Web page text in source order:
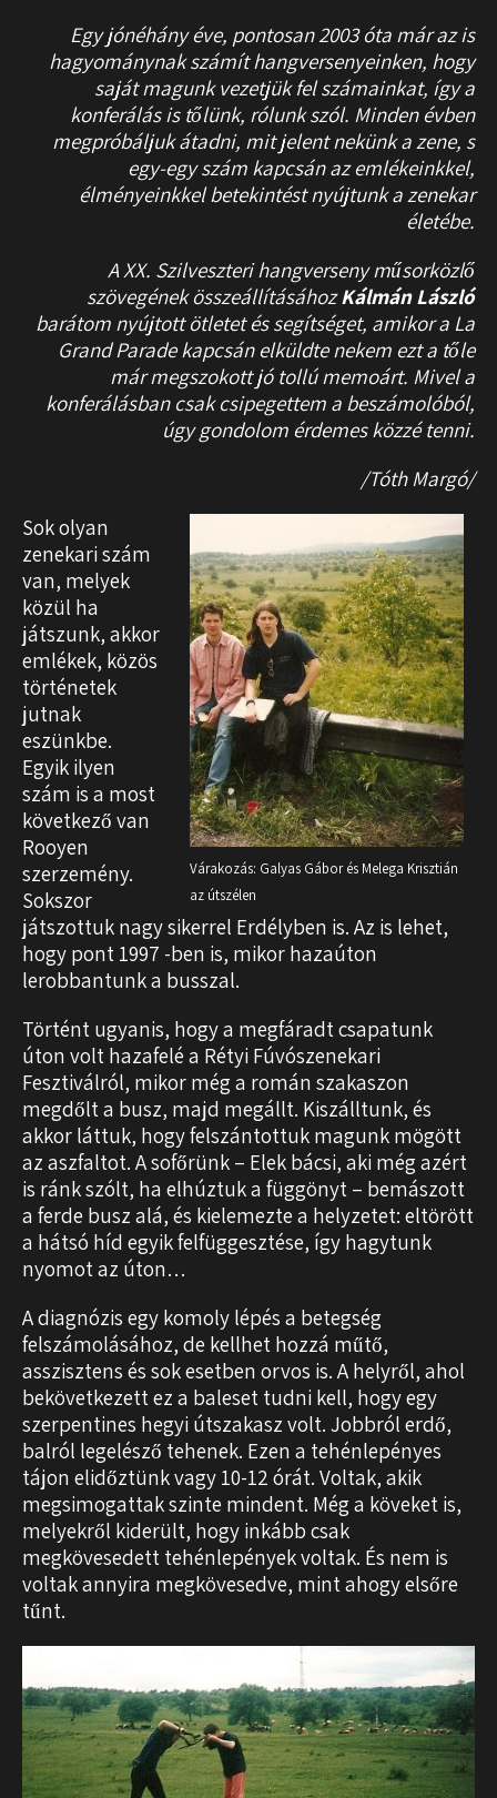
Egy jónéhány éve, pontosan 2003 óta már az is
hagyománynak számít hangversenyeinken, hogy
saját magunk vezetjük fel számainkat, így a
konferálás is tőlünk, rólunk szól. Minden évben
megpróbáljuk átadni, mit jelent nekünk a zene, s
egy-egy szám kapcsán az emlékeinkkel,
élményeinkkel betekintést nyújtunk a zenekar
életébe.
A XX. Szilveszteri hangverseny műsorközlő
szövegének összeállításáhozKálmán László
barátom nyújtott ötletet és segítséget, amikor a La
Grand Parade kapcsán elküldte nekem ezt a tőle
már megszokott jó tollú memoárt. Mivel a
konferálásban csak csipegettem a beszámolóból,
úgy gondolom érdemes közzé tenni.
/Tóth Margó/
Várakozás: Galyas Gábor és Melega Krisztián
az útszélen
Sok olyan
zenekari szám
van, melyek
közül ha
játszunk, akkor
emlékek, közös
történetek
jutnak
eszünkbe.
Egyik ilyen
szám is a most
következő van
Rooyen
szerzemény.
Sokszor
játszottuk nagy sikerrel Erdélyben is. Az is lehet,
hogy pont 1997 -ben is, mikor hazaúton
lerobbantunk a busszal.
Történt ugyanis, hogy a megfáradt csapatunk
úton volt hazafelé a Rétyi Fúvószenekari
Fesztiválról, mikor még a román szakaszon
megdőlt a busz, majd megállt. Kiszálltunk, és
akkor láttuk, hogy felszántottuk magunk mögött
az aszfaltot. A sofőrünk – Elek bácsi, aki még azért
is ránk szólt, ha elhúztuk a függönyt – bemászott
a ferde busz alá, és kielemezte a helyzetet: eltörött
a hátsó híd egyik felfüggesztése, így hagytunk
nyomot az úton…
A diagnózis egy komoly lépés a betegség
felszámolásához, de kellhet hozzá műtő,
asszisztens és sok esetben orvos is. A helyről, ahol
bekövetkezett ez a baleset tudni kell, hogy egy
szerpentines hegyi útszakasz volt. Jobbról erdő,
balról legelésző tehenek. Ezen a tehénlepényes
tájon elidőztünk vagy 10-12 órát. Voltak, akik
megsimogattak szinte mindent. Még a köveket is,
melyekről kiderült, hogy inkább csak
megkövesedett tehénlepények voltak. És nem is
voltak annyira megkövesedve, mint ahogy elsőre
tűnt.